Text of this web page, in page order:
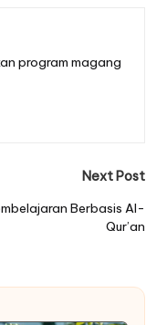
program magang
Next Post
Berbasis Al-
Qur’an